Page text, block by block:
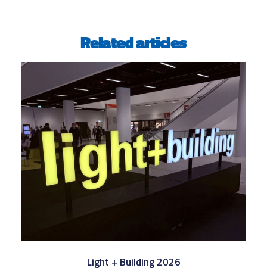
Related articles
Light + Building 2026